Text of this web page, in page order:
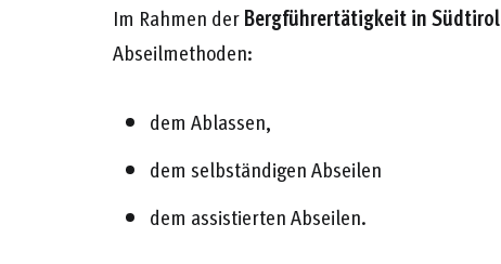
Im Rahmen derBergführertätigkeit in Südtirol
Abseilmethoden:
dem Ablassen,
dem selbständigen Abseilen
dem assistierten Abseilen.